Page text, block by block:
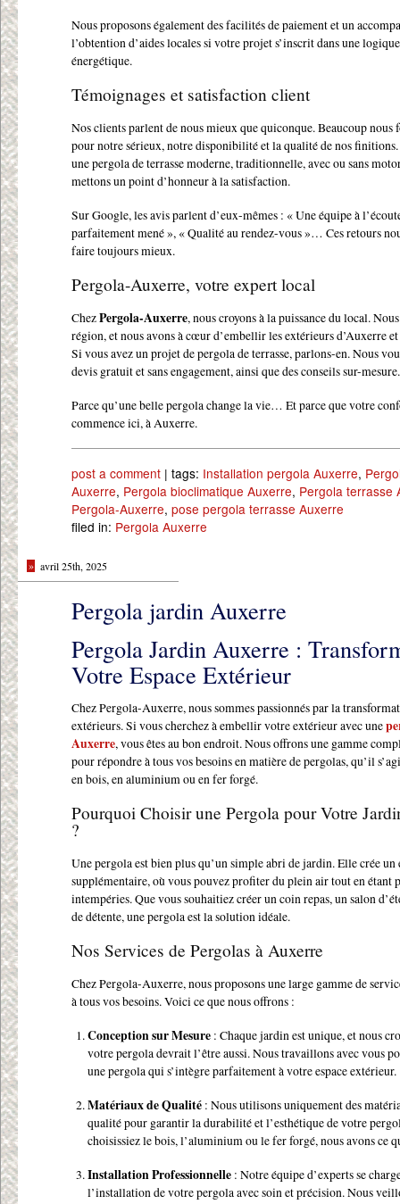
Nous proposons également des facilités de paiement et un
l’obtention d’aides locales si votre projet s’inscrit dans une
énergétique.
Témoignages et satisfaction client
Nos clients parlent de nous mieux que quiconque. Beaucoup nous
pour notre sérieux, notre disponibilité et la qualité de nos
une pergola de terrasse moderne, traditionnelle, avec ou sans
mettons un point d’honneur à la satisfaction.
Sur Google, les avis parlent d’eux-mêmes : « Une équipe à
parfaitement mené », « Qualité au rendez-vous »… Ces retours
faire toujours mieux.
Pergola-Auxerre, votre expert local
ChezPergola-Auxerre, nous croyons à la puissance du local.
région, et nous avons à cœur d’embellir les extérieurs d’Auxerre et
Si vous avez un projet de pergola de terrasse, parlons-en. Nous
devis gratuit et sans engagement, ainsi que des conseils sur-mesure.
Parce qu’une belle pergola change la vie… Et parce que votre
commence ici, à Auxerre.
post a comment | tags: Installation pergola Auxerre,
Auxerre, Pergola bioclimatique Auxerre, Pergola terrasse
Pergola-Auxerre, pose pergola terrasse Auxerre
filed in: Pergola Auxerre
» avril 25th, 2025
Pergola jardin Auxerre
Pergola Jardin Auxerre :
Votre Espace Extérieur
Chez Pergola-Auxerre, nous sommes passionnés par la
extérieurs. Si vous cherchez à embellir votre extérieur avec une
Auxerre, vous êtes au bon endroit. Nous offrons une gamme
pour répondre à tous vos besoins en matière de pergolas, qu’il
en bois, en aluminium ou en fer forgé.
Pourquoi Choisir une Pergola pour Votre
?
Une pergola est bien plus qu’un simple abri de jardin. Elle crée un
supplémentaire, où vous pouvez profiter du plein air tout en étant
intempéries. Que vous souhaitiez créer un coin repas, un salon
de détente, une pergola est la solution idéale.
Nos Services de Pergolas à Auxerre
Chez Pergola-Auxerre, nous proposons une large gamme de
à tous vos besoins. Voici ce que nous offrons :
Conception sur Mesure : Chaque jardin est unique, et nous
votre pergola devrait l’être aussi. Nous travaillons avec vous
une pergola qui s’intègre parfaitement à votre espace extérieur.
Matériaux de Qualité : Nous utilisons uniquement des
qualité pour garantir la durabilité et l’esthétique de votre
choisissiez le bois, l’aluminium ou le fer forgé, nous avons ce
Installation Professionnelle : Notre équipe d’experts se
l’installation de votre pergola avec soin et précision. Nous